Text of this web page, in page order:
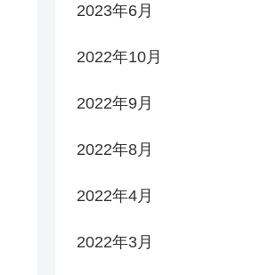
2023年6月
2022年10月
2022年9月
2022年8月
2022年4月
2022年3月